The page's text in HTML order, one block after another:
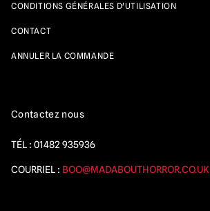
CONDITIONS GÉNÉRALES D'UTILISATION
CONTACT
ANNULER LA COMMANDE
Contactez nous
TÉL : 01482 935936
COURRIEL : BOO@MADABOUTHORROR.CO.UK